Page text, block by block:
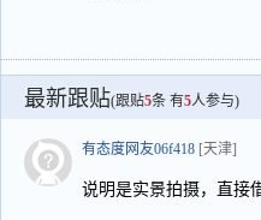
最新跟贴(跟贴5条 有5人参与)
有态度网友06f418 [天津]
说明是实景拍摄，直接